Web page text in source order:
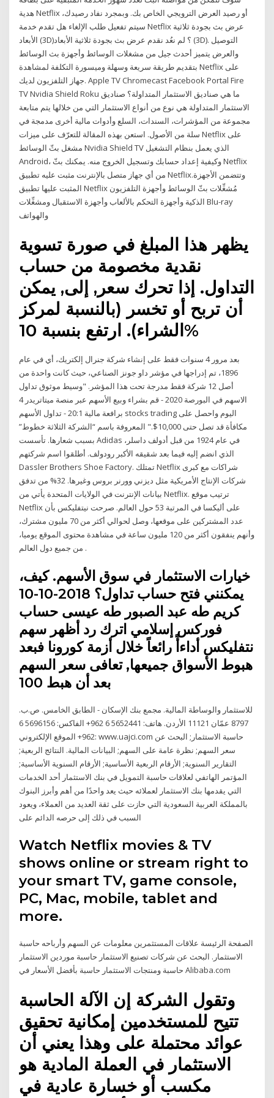
هدية Netflix أو رصيد العرض الترويجي الخاص بك. وبمجرد نفاد رصيدك،
سيتم تفعيل طلب الإلغاء هل تقدم خدمة Netflix عرض بث بجودة ثلاثية
الأبعاد (3D)؟ لم نعُد نقدم عرض بث بجودة ثلاثية الأبعاد (3D). التوصيل
والعرض يتميز أحدث جيل من مشغلات الوسائط وأجهزة بث الوسائط
بتقديم طريقة سريعة وسهلة وميسورة التكلفة لمشاهدة Netflix على
جهاز التلفزيون لديك. Apple TV Chromecast Facebook Portal Fire
TV Nvidia Shield Roku ما هي صناديق الاستثمار المتداولة؟ صناديق
الاستثمار المتداولة هي نوع من أنواع الاستثمار التي من خلالها يتم متابعة
مجموعة من المؤشرات، السندات، السلع وأدوات مالية أخرى مدمجة في
سلة من الأصول. استعن بهذه المقالة للتعرّف على ميزات Netflix على
مشغل بثّ الوسائط Nvidia Shield TV الذي يعمل بنظام التشغيل
Android، وكيفية إعداد حسابك وتسجيل الخروج منه. يمكنك بثّ Netflix
من أي جهاز متصل بالإنترنت مثبت عليه تطبيق Netflix.وتتضمن الأجهزة
المثبت عليها تطبيق Netflix مُشغِّلات بثّ الوسائط وأجهزة التلفزيون
الذكية وأجهزة التحكم بالألعاب وأجهزة الاستقبال ومشغِّلات Blu-ray
والهواتف
يظهر هذا المبلغ في صورة تسوية
نقدية مخصومة من حساب
التداول. إذا تحرك سعر, إلى, يمكن
أن تربح أو تخسر (بالنسبة لمركز
الشراء). ارتفع بنسبة 10%
بعد مرور 4 سنوات فقط على إنشاء شركة جنرال إلكتريك، أي في عام
1896، تم إدراجها في مؤشر داو جونز الصناعي، حيث كانت واحدة من
أصل 12 شركة فقط مدرجة تحت هذا المؤشر. "وسيط موثوق تداول
الاسهم في البورصة 2020 - قم بشراء وبيع الأسهم عبر منصة ميتاتريدر 4
برافعة مالية 20:1 - تداول الأسهم stocks trading اليوم واحصل على
مكافأة قد تصل حتى 10,000$." المعروفة باسم “الشركة الثلاثة خطوط”
بسبب شعارها. تأسست Adidas في عام 1924 من قبل أدولف داسلر،
الذي انضم إليه فيما بعد شقيقه الأكبر رودولف. أطلقوا اسم شركتهم
Dassler Brothers Shoe Factory. تمتلك Netflix شراكات مع كبرى
شركات الإنتاج الأمريكية مثل ديزني وورنر بروس وغيرها. 32% من تدفق
بيانات الإنترنت في الولايات المتحدة يأتي من Netflix. ترتيب موقع
Netflix على أليكسا في المرتبة 53 حول العالم. صرحت نيتفليكس بأن
عدد المشتركين على موقعها، وصل لحوالي أكثر من 70 مليون مشترك،
وأنهم ينفقون أكثر من 120 مليون ساعة في مشاهدة محتوى الموقع يوميا،
من جميع دول العالم .
،خيارات الاستثمار في سوق الأسهم. كيف
يمكنني فتح حساب تداول؟ 2018-10-10
كريم طه عبد الصبور طه عيسى حساب
فوركس إسلامي اترك رد أظهر سهم
نتفليكس أداءأً رائعاً خلال أزمة كورونا فبعد
هبوط الأسواق جميعها, تعافى سعر السهم
بعد أن هبط 100
للاستثمار والوساطة المالية. مجمع بنك الإسكان - الطابق الخامس. ص.ب.
8797 عمّان 11121 الأردن. هاتف: 5652441 6 962+ الفاكس: 5696156 6
962+ الموقع الإلكتروني: www.uajci.com حاسبة الاستثمار; البحث عن
سعر السهم; نظرة عامة على السهم; البيانات المالية. النتائج الربعية;
التقارير السنوية; الأرقام الربعية الأساسية; الأرقام السنوية الأساسية;
المؤتمر الهاتفي لعلاقات حاسبة التمويل في بنك الاستثمار أحد الخدمات
التي يقدمها بنك الاستثمار لعملائه حيث يعد واحدًا من أهم وأبرز البنوك
بالمملكة العربية السعودية التي حازت على ثقة العديد من العملاء، ويعود
السبب في ذلك إلى حرصه الدائم على
Watch Netflix movies & TV
shows online or stream right to
your smart TV, game console,
PC, Mac, mobile, tablet and
more.
الصفحة الرئيسة علاقات المستثمرين معلومات عن السهم وأرباحه حاسبة
الاستثمار. البحث عن شركات تصنيع الاستثمار حاسبة موردين الاستثمار
حاسبة ومنتجات الاستثمار حاسبة بأفضل الأسعار في Alibaba.com
وتقول الشركة إن الآلة الحاسبة
تتيح للمستخدمين إمكانية تحقيق
عوائد محتملة على وهذا يعني أن
الاستثمار في العملة المادية هو
مكسب أو خسارة عادية في